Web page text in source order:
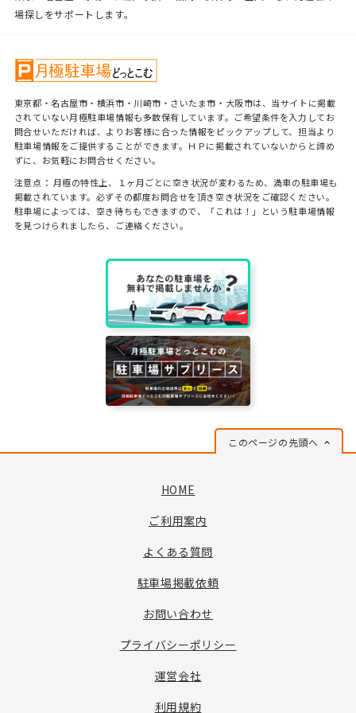
場探しをサポートします。
東京都・名古屋市・横浜市・川崎市・さいたま市・大阪市は、当サイトに掲載
されていない月極駐車場情報も多数保有しています。ご希望条件を入力してお
問合せいただければ、よりお客様に合った情報をピックアップして、担当より
駐車場情報をご提供することができます。ＨＰに掲載されていないからと諦め
ずに、お気軽にお問合せください。
注意点： 月極の特性上、１ヶ月ごとに空き状況が変わるため、満車の駐車場も
掲載されています。必ずその都度お問合せを頂き空き状況をご確認ください。
駐車場によっては、空き待ちもできますので、「これは！」という駐車場情報
を見つけられましたら、ご連絡ください。
このページの先頭へ
HOME
ご利用案内
よくある質問
駐車場掲載依頼
お問い合わせ
プライバシーポリシー
運営会社
利用規約